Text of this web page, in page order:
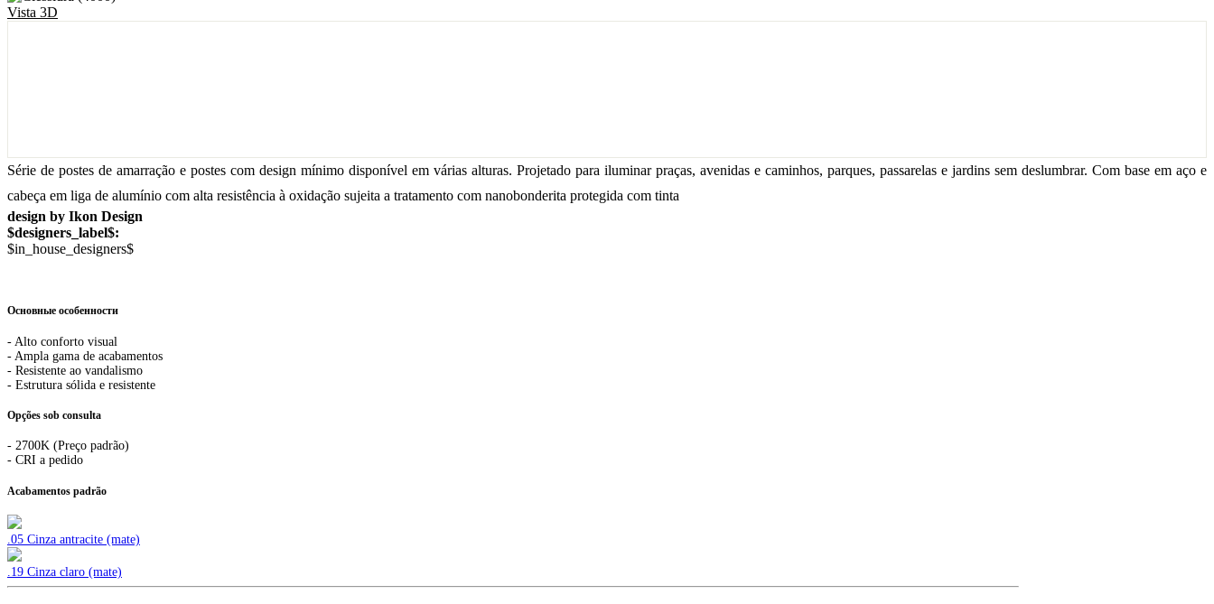
Vista 3D
Série de postes de amarração e postes com design mínimo disponível em várias alturas. Projetado para iluminar praças, avenidas e caminhos, parques, passarelas e jardins sem deslumbrar. Com base em aço e
cabeça em liga de alumínio com alta resistência à oxidação sujeita a tratamento com nanobonderita protegida com tinta
design by Ikon Design
$designers_label$:
$in_house_designers$
Основные особенности
- Alto conforto visual
- Ampla gama de acabamentos
- Resistente ao vandalismo
- Estrutura sólida e resistente
Opções sob consulta
- 2700K (Preço padrão)
- CRI a pedido
Acabamentos padrão
.05 Cinza antracite (mate)
.19 Cinza claro (mate)